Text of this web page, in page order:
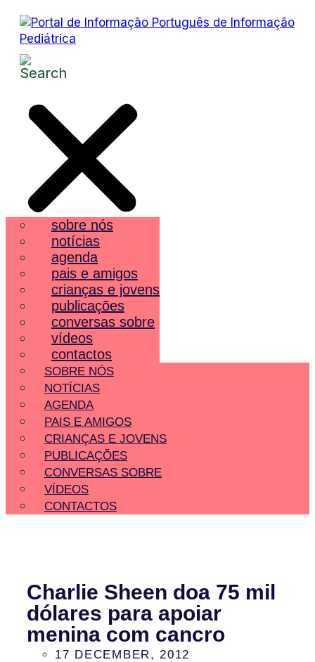
sobre nós
notícias
agenda
pais e amigos
crianças e jovens
publicações
conversas sobre
vídeos
contactos
SOBRE NÓS
NOTÍCIAS
AGENDA
PAIS E AMIGOS
CRIANÇAS E JOVENS
PUBLICAÇÕES
CONVERSAS SOBRE
VÍDEOS
CONTACTOS
Charlie Sheen doa 75 mil
dólares para apoiar
menina com cancro
17 DECEMBER, 2012